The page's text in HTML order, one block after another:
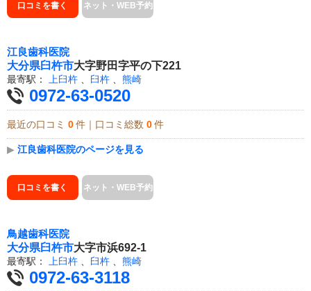
口コミを書く ネット・WEB予約
江良歯科医院
大分県臼杵市大字野田字平の下221
最寄駅： 上臼杵 、 臼杵 、 熊崎
0972-63-0520
最近の口コミ 0 件｜口コミ総数 0 件
▶ 江良歯科医院のページを見る
口コミを書く ネット・WEB予約
鳥越歯科医院
大分県臼杵市大字市浜692-1
最寄駅： 上臼杵 臼杵 熊崎
0972-63-3118